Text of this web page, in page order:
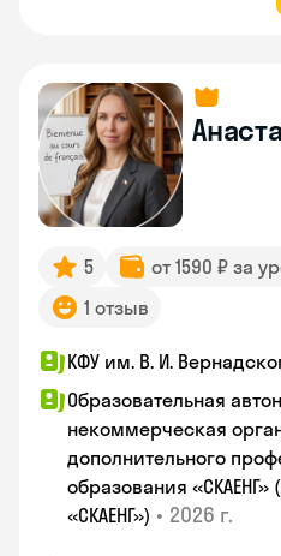
5 от 1590 ₽ за
1 отзыв
КФУ им. В. И.
Образовательная
некоммерческая
дополнительного
образования «СКАЕНГ»
«СКАЕНГ») • 2026 г.